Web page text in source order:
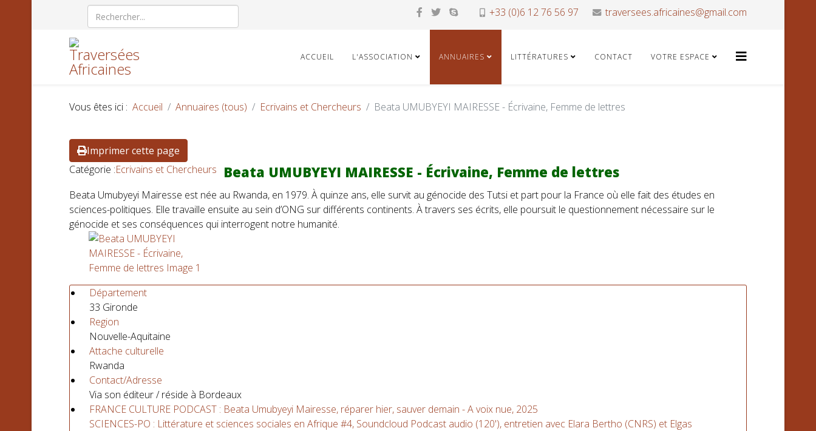
+33 (0)6 12 76 56 97 traversees.africaines@gmail.com
ACCUEIL L'ASSOCIATION ANNUAIRES LITTÉRATURES CONTACT VOTRE ESPACE
Vous êtes ici : Accueil Annuaires (tous) Ecrivains et Chercheurs Beata UMUBYEYI MAIRESSE - Écrivaine, Femme de lettres
Imprimer cette page
Catégorie :Ecrivains et Chercheurs Beata UMUBYEYI MAIRESSE - Écrivaine, Femme de lettres
Beata Umubyeyi Mairesse est née au Rwanda, en 1979. À quinze ans, elle survit au génocide des Tutsi et part pour la France où elle fait des études en
sciences-politiques. Elle travaille ensuite au sein d’ONG sur différents continents. À travers ses écrits, elle poursuit le questionnement nécessaire sur le
génocide et ses conséquences qui interrogent notre humanité.
Département
33 Gironde
Region
Nouvelle-Aquitaine
Attache culturelle
Rwanda
Contact/Adresse
Via son éditeur / réside à Bordeaux
FRANCE CULTURE PODCAST : Beata Umubyeyi Mairesse, réparer hier, sauver demain - A voix nue, 2025
SCIENCES-PO : Littérature et sciences sociales en Afrique #4, Soundcloud Podcast audio (120'), entretien avec Elara Bertho (CNRS) et Elgas